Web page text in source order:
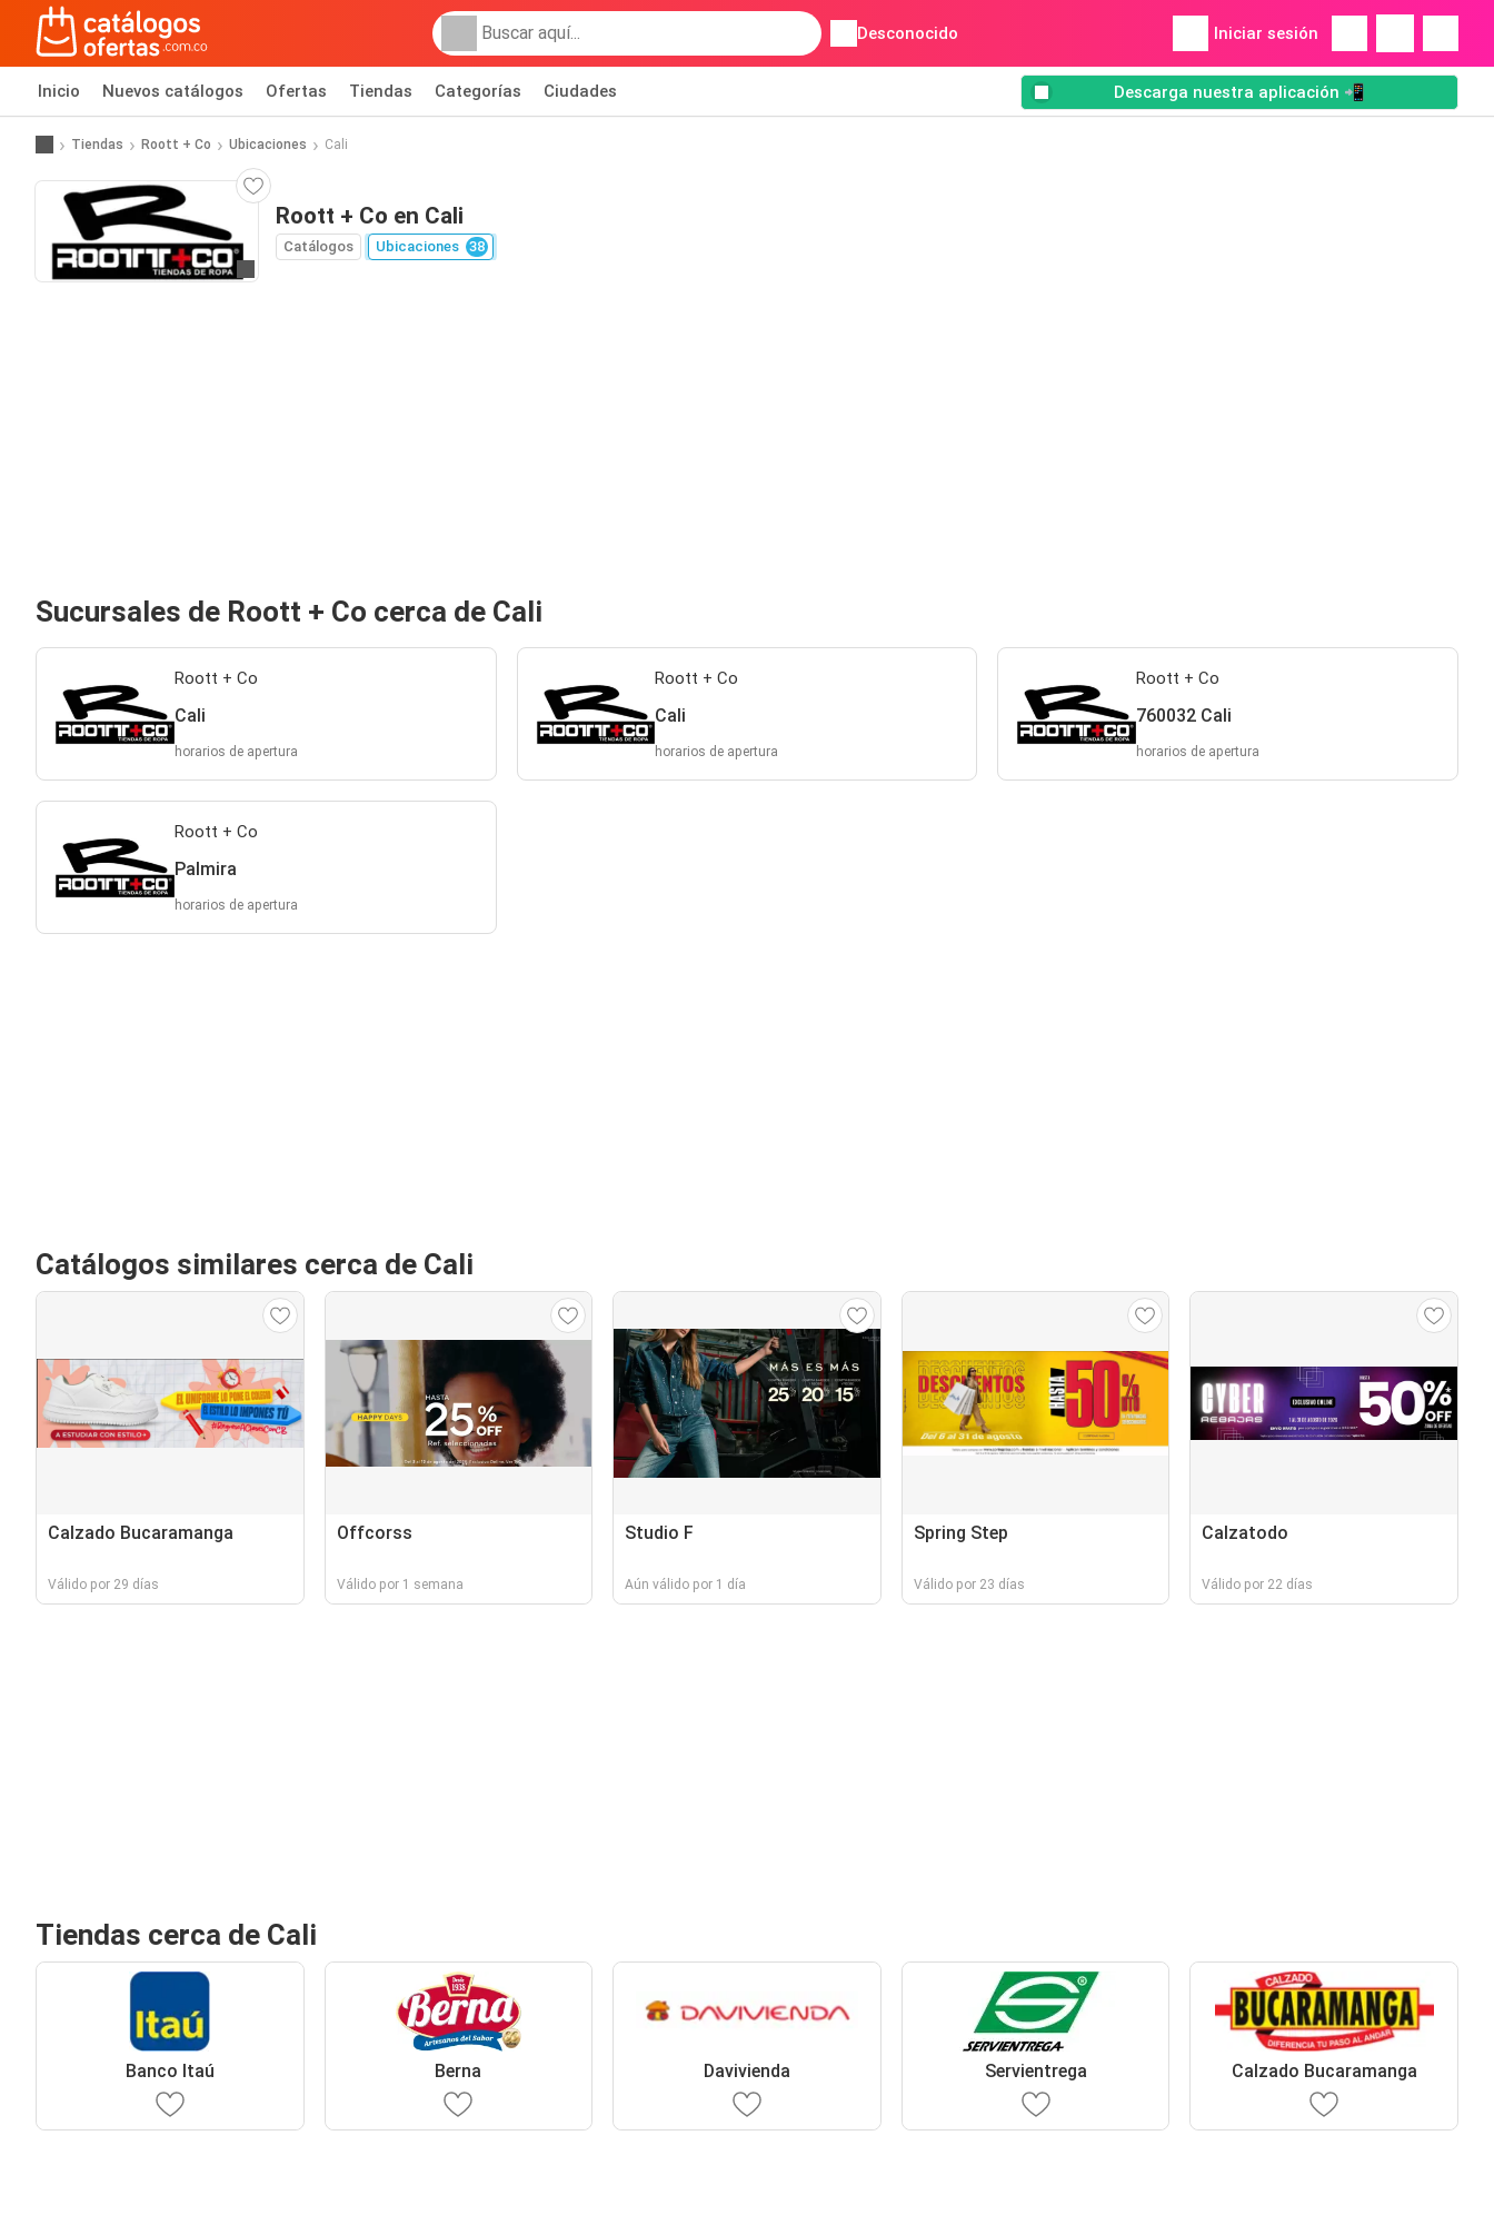
Desconocido Iniciar sesión
Inicio Nuevos catálogos Ofertas Tiendas Categorías Ciudades Descarga nuestra aplicación 📲
Tiendas Roott + Co Ubicaciones Cali
Roott + Co en Cali
Catálogos Ubicaciones 38
Sucursales de Roott + Co cerca de Cali
Roott + Co
Cali
horarios de apertura
Roott + Co
Cali
horarios de apertura
Roott + Co
760032 Cali
horarios de apertura
Roott + Co
Palmira
horarios de apertura
Catálogos similares cerca de Cali
Calzado Bucaramanga
Válido por 29 días
Offcorss
Válido por 1 semana
Studio F
Aún válido por 1 día
Spring Step
Válido por 23 días
Calzatodo
Válido por 22 días
Tiendas cerca de Cali
Banco Itaú Berna Davivienda Servientrega Calzado Bucaramanga